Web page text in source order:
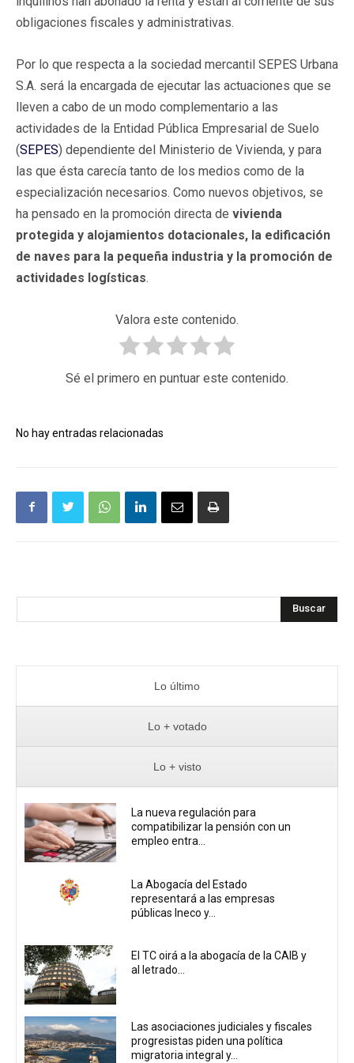
obligaciones fiscales y administrativas.
Por lo que respecta a la sociedad mercantil SEPES Urbana
S.A. será la encargada de ejecutar las actuaciones que se
lleven a cabo de un modo complementario a las
actividades de la Entidad Pública Empresarial de Suelo
(SEPES) dependiente del Ministerio de Vivienda, y para
las que ésta carecía tanto de los medios como de la
especialización necesarios. Como nuevos objetivos, se
ha pensado en la promoción directa de vivienda
protegida y alojamientos dotacionales, la edificación
de naves para la pequeña industria y la promoción de
actividades logísticas.
Valora este contenido.
Sé el primero en puntuar este contenido.
No hay entradas relacionadas
Buscar
Lo último
Lo + votado
Lo + visto
La nueva regulación para
compatibilizar la pensión con un
empleo entra...
La Abogacía del Estado
representará a las empresas
públicas Ineco y...
El TC oirá a la abogacía de la CAIB y
al letrado...
Las asociaciones judiciales y fiscales
progresistas piden una política
migratoria integral y...